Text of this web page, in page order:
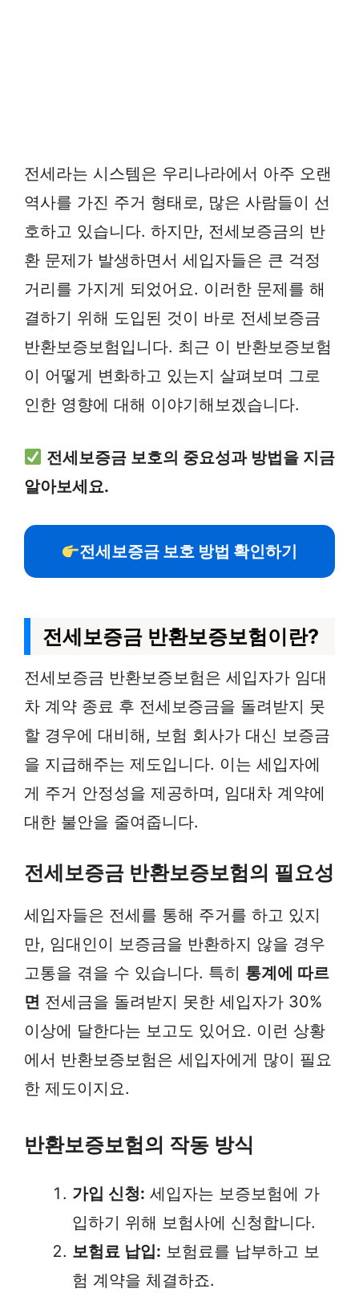
전세라는 시스템은 우리나라에서 아주 오랜
역사를 가진 주거 형태로, 많은 사람들이 선
호하고 있습니다. 하지만, 전세보증금의 반
환 문제가 발생하면서 세입자들은 큰 걱정
거리를 가지게 되었어요. 이러한 문제를 해
결하기 위해 도입된 것이 바로 전세보증금
반환보증보험입니다. 최근 이 반환보증보험
이 어떻게 변화하고 있는지 살펴보며 그로
인한 영향에 대해 이야기해보겠습니다.
전세보증금 보호의 중요성과 방법을 지금
알아보세요.
전세보증금 보호 방법 확인하기
전세보증금 반환보증보험이란?
전세보증금 반환보증보험은 세입자가 임대
차 계약 종료 후 전세보증금을 돌려받지 못
할 경우에 대비해, 보험 회사가 대신 보증금
을 지급해주는 제도입니다. 이는 세입자에
게 주거 안정성을 제공하며, 임대차 계약에
대한 불안을 줄여줍니다.
전세보증금 반환보증보험의 필요성
세입자들은 전세를 통해 주거를 하고 있지
만, 임대인이 보증금을 반환하지 않을 경우
고통을 겪을 수 있습니다. 특히 통계에 따르
면 전세금을 돌려받지 못한 세입자가 30%
이상에 달한다는 보고도 있어요. 이런 상황
에서 반환보증보험은 세입자에게 많이 필요
한 제도이지요.
반환보증보험의 작동 방식
가입 신청: 세입자는 보증보험에 가
입하기 위해 보험사에 신청합니다.
보험료 납입: 보험료를 납부하고 보
험 계약을 체결하죠.